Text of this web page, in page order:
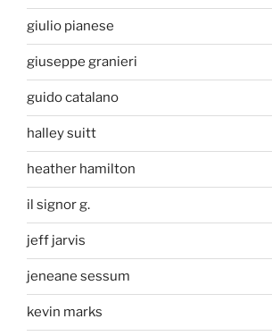
giulio pianese
giuseppe granieri
guido catalano
halley suitt
heather hamilton
il signor g.
jeff jarvis
jeneane sessum
kevin marks